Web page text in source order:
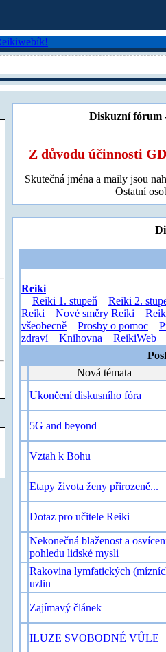
Diskuzní fórum
Z důvodu účinnosti
Skutečná jména a maily jsou
Ostatní
Reiki
Reiki 1. stupeň
Reiki 2.
Reiki
Nové směry Reiki
všeobecně
Prosby o pomoc
zdraví
Knihovna
ReikiWeb
Nová témata
Ukončení diskusního fóra
5G and beyond
Vztah k Bohu
Etapy života ženy přirozeně...
Dotaz pro učitele Reiki
Nekonečná blaženost a
pohledu lidské mysli
Rakovina lymfatických
uzlin
Zajímavý článek
ILUZE SVOBODNÉ VŮLE